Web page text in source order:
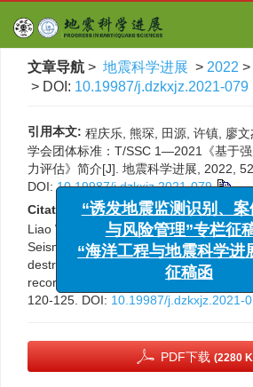
文章导航 > 地震科学进展 > 2022 >
> DOI: 10.19987/j.dzkxjz.2021-079
引用本文: 程庆乐, 熊琛, 田源, 许镇, 廖
学会团体标准：T/SSC 1—2021《基于
力评估》简介[J]. 地震科学进展, 2022,
DOI:10.19987/j.dzkxjz.2021-079
Citation:
Cheng Qingle, Xiong Chen,
Liao Wenjie, Lu Xinzheng. Introduction
Seismological Society of China: T/SSC
destructive power evaluation based on
records[J].
Progress in Earthquake
120-125. DOI: 10.19987/j.dzkxjz.2021-
PDF下载 (2280
“诱发地震监测识别、
与风险管理”专栏征
“海洋工程与地震科学进
征稿函